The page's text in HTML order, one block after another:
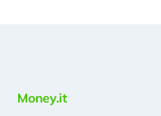
Money.it